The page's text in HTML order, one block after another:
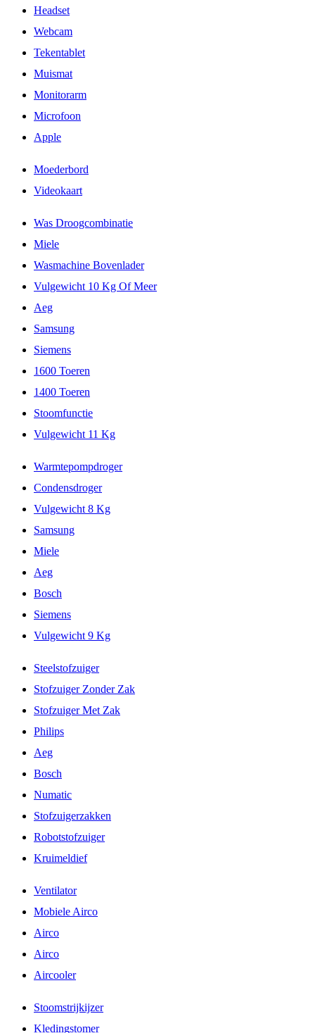
Headset
Webcam
Tekentablet
Muismat
Monitorarm
Microfoon
Apple
Moederbord
Videokaart
Was Droogcombinatie
Miele
Wasmachine Bovenlader
Vulgewicht 10 Kg Of Meer
Aeg
Samsung
Siemens
1600 Toeren
1400 Toeren
Stoomfunctie
Vulgewicht 11 Kg
Warmtepompdroger
Condensdroger
Vulgewicht 8 Kg
Samsung
Miele
Aeg
Bosch
Siemens
Vulgewicht 9 Kg
Steelstofzuiger
Stofzuiger Zonder Zak
Stofzuiger Met Zak
Philips
Aeg
Bosch
Numatic
Stofzuigerzakken
Robotstofzuiger
Kruimeldief
Ventilator
Mobiele Airco
Airco
Airco
Aircooler
Stoomstrijkijzer
Kledingstomer